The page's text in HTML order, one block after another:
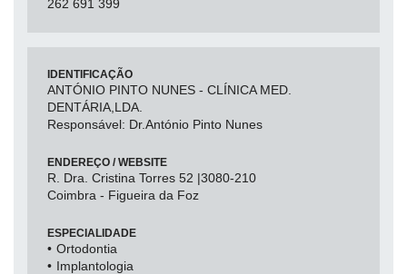
262 691 399
IDENTIFICAÇÃO
ANTÓNIO PINTO NUNES - CLÍNICA MED.
DENTÁRIA,LDA.
Responsável: Dr.António Pinto Nunes
ENDEREÇO / WEBSITE
R. Dra. Cristina Torres 52 |3080-210
Coimbra - Figueira da Foz
ESPECIALIDADE
Ortodontia
Implantologia